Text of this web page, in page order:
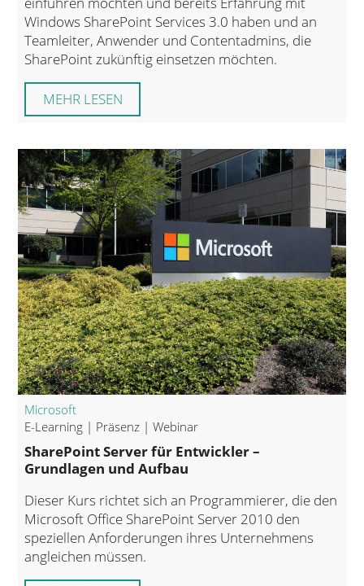
Windows SharePoint Services 3.0 haben und an
Teamleiter, Anwender und Contentadmins, die
SharePoint zukünftig einsetzen möchten.
MEHR LESEN
Microsoft
E-Learning | Präsenz | Webinar
SharePoint Server für Entwickler –
Grundlagen und Aufbau
Dieser Kurs richtet sich an Programmierer, die den
Microsoft Office SharePoint Server 2010 den
speziellen Anforderungen ihres Unternehmens
angleichen müssen.